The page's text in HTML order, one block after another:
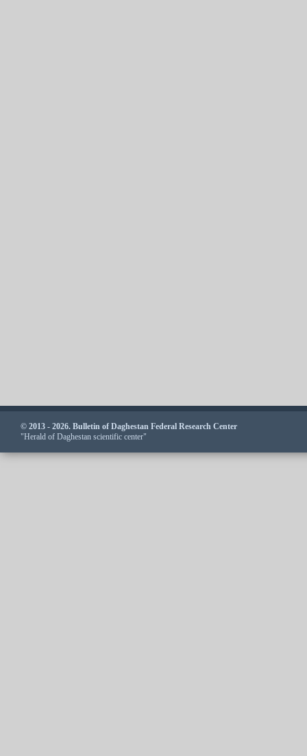
© 2013 - 2026. Bulletin of Daghestan Federal Research Center
"Herald of Daghestan scientific center"